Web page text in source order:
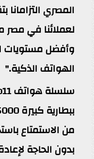
المصري التزامانا
لعملائنا في مصر
وأفضل مستويات
الهواتف الذكية."
من الاستمتاع
بدون الحاجة